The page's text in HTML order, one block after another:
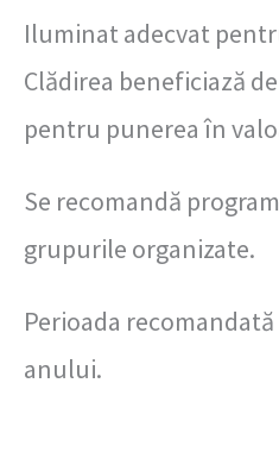
Iluminat adecvat
Clădirea beneficiază
pentru punerea în
Se recomandă
grupurile organizate.
Perioada
anului.